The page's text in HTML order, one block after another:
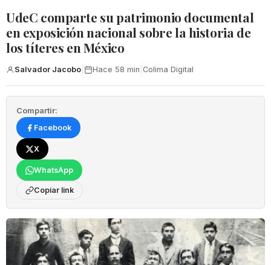
UdeC comparte su patrimonio documental
en exposición nacional sobre la historia de
los títeres en México
Salvador Jacobo Hace 58 min Colima Digital
Compartir:
Facebook
X
WhatsApp
Copiar link